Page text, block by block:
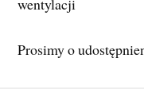
wentylacji
Prosimy o